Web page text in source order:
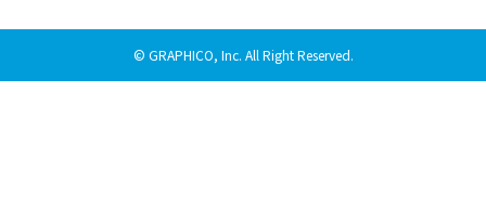
© GRAPHICO, Inc. All Right Reserved.